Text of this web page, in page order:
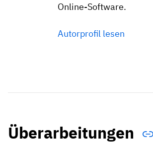
Online-Software.
Autorprofil lesen
Überarbeitungen